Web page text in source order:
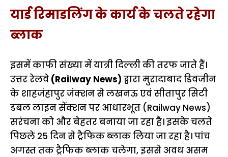
यार्ड रिमाडलिंग के कार्य के चलते रहेगा
ब्लाक
इसमें काफी संख्या में यात्री दिल्ली की तरफ जाते हैं।
उत्तर रेलवे (Railway News) द्वारा मुरादाबाद डिवजीन
के शाहजंहापुर जंक्शन से लखनऊ एवं सीतापुर सिटी
डबल लाइन सेंक्शन पर आधारभूत (Railway News)
सरंचना को और बेहतर बनाया जा रहा है। इसके चलते
पिछले 25 दिन से ट्रैफिक ब्लाक लिया जा रहा है। पांच
अगस्त तक ट्रैफिक ब्लाक चलेगा, इससे अवध असम